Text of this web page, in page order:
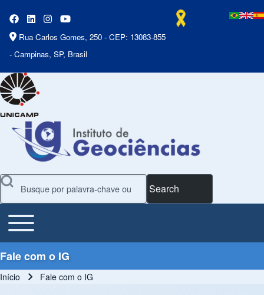
Rua Carlos Gomes, 250 - CEP: 13083-855
- Campinas, SP, Brasil
Search
Main Menu
Toggle main menu
Fale com o IG
Início Fale com o IG